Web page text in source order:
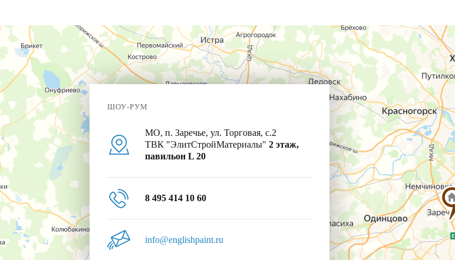
ШОУ-РУМ
МО, п. Заречье, ул. Торговая, с.2
ТВК "ЭлитСтройМатериалы" 2 этаж,
павильон L 20
8 495 414 10 60
info@englishpaint.ru